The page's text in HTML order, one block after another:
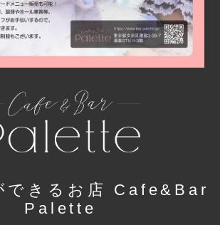
できるお店 Cafe&Bar
Palette